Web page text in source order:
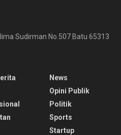
Sudirman No.507 Batu 65313
News
Opini Publik
Politik
Sports
Startup